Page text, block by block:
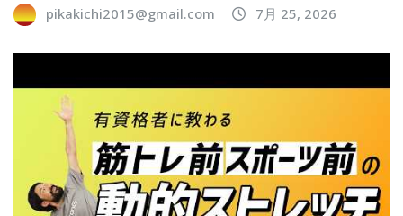
pikakichi2015@gmail.com 7月 25, 2026